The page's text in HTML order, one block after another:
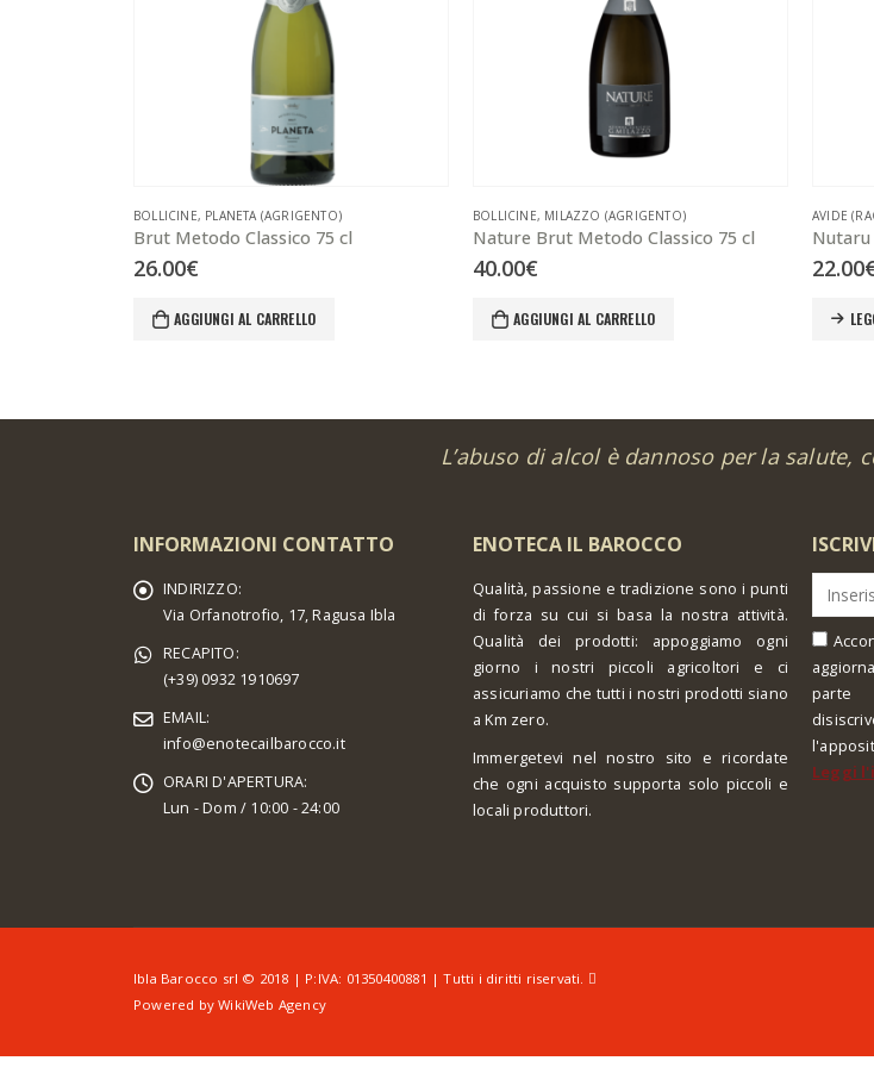
BOLLICINE, PLANETA (AGRIGENTO)
Brut Metodo Classico 75 cl
26.00€
AGGIUNGI AL CARRELLO
BOLLICINE, MILAZZO (AGRIGENTO)
Nature Brut Metodo Classico 75 cl
40.00€
AGGIUNGI AL CARRELLO
AVIDE
22.00
L’abuso di alcol è dannoso per la salute,
INFORMAZIONI CONTATTO
INDIRIZZO:
Via Orfanotrofio, 17, Ragusa Ibla
RECAPITO:
(+39) 0932 1910697
EMAIL:
info@enotecailbarocco.it
ORARI D'APERTURA:
Lun - Dom / 10:00 - 24:00
ENOTECA IL BAROCCO
Qualità, passione e tradizione sono i punti
di forza su cui si basa la nostra attività.
Qualità dei prodotti: appoggiamo ogni
giorno i nostri piccoli agricoltori e ci
assicuriamo che tutti i nostri prodotti siano
a Km zero.
Immergetevi nel nostro sito e ricordate
che ogni acquisto supporta solo piccoli e
locali produttori.
parte
Leggi
Ibla Barocco srl © 2018 | P:IVA: 01350400881 | Tutti i diritti riservati.
Powered byWikiWeb Agency